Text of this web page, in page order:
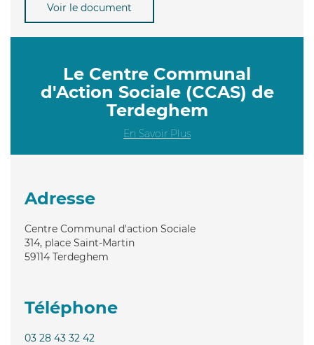
Voir le document
Le Centre Communal
d'Action Sociale (CCAS) de
Terdeghem
En Savoir Plus
Adresse
Centre Communal d'action Sociale
314, place Saint-Martin
59114 Terdeghem
Téléphone
03 28 43 32 42